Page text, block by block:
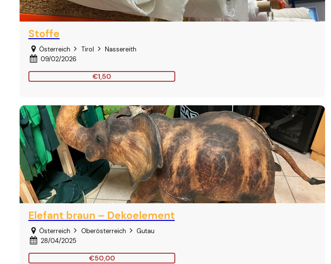
Stoffe
Österreich Tirol
Nassereith
09/02/2026
€1,50
Elefant braun – Dekoelement
Österreich Oberösterreich
Gutau
28/04/2025
€50,00